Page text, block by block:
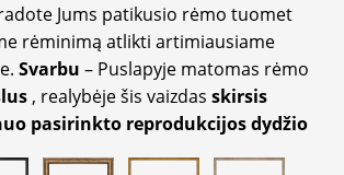
Jums patikusio rėmo tuomet
rėminimą atlikti artimiausiame
Svarbu – Puslapyje matomas rėmo
, realybėje šis vaizdas skirsis
pasirinkto reprodukcijos dydžio